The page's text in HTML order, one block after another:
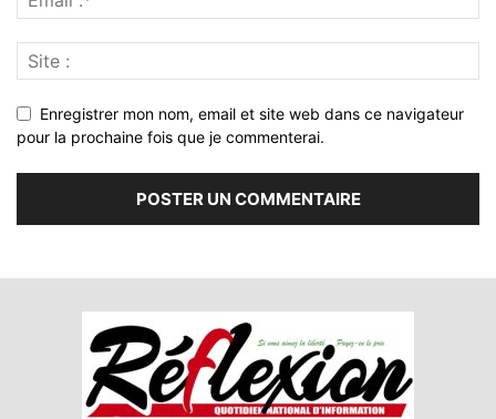
Enregistrer mon nom, email et site web dans ce navigateur
pour la prochaine fois que je commenterai.